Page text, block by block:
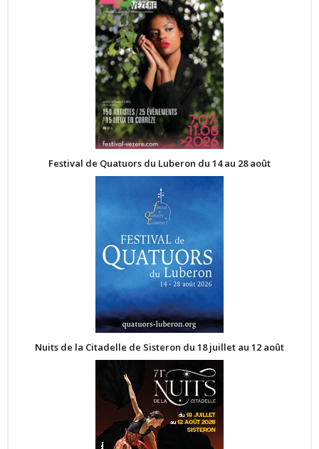
Festival de Quatuors du Luberon du 14 au 28 août
Nuits de la Citadelle de Sisteron du 18 juillet au 12 août